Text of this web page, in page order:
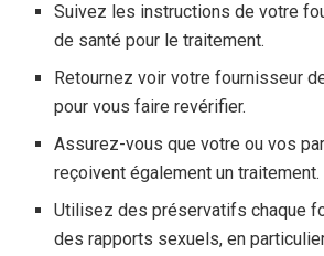
Suivez les instructions de votre
de santé pour le traitement.
Retournez voir votre fournisseur
pour vous faire revérifier.
Assurez-vous que votre ou vos
reçoivent également un traitement.
Utilisez des préservatifs chaque
des rapports sexuels, en